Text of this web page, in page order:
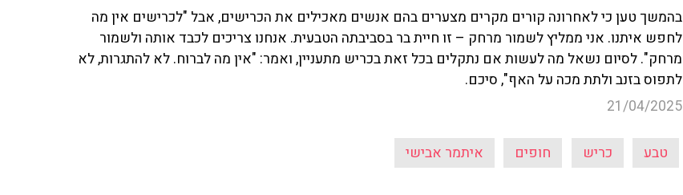
בהמשך טען כי לאחרונה קורים מקרים מצערים בהם אנשים מאכילים את הכרישים, אבל "לכרישים אין מה
לחפש איתנו. אני ממליץ לשמור מרחק – זו חיית בר בסביבתה הטבעית. אנחנו צריכים לכבד אותה ולשמור
מרחק". לסיום נשאל מה לעשות אם נתקלים בכל זאת בכריש מתעניין, ואמר: "אין מה לברוח. לא להתגרות, לא
לתפוס בזנב ולתת מכה על האף", סיכם.
21/04/2025
טבע כריש חופים איתמר אבישי